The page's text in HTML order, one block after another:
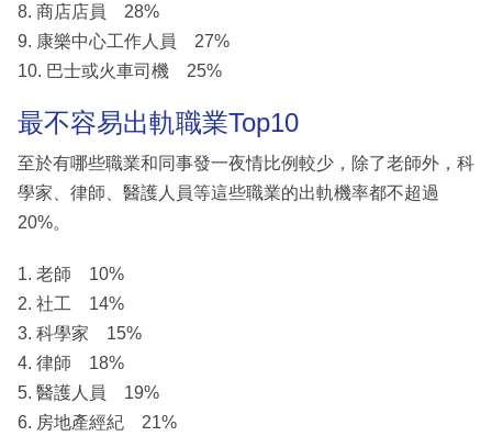
8. 商店店員 28%
9. 康樂中心工作人員 27%
10. 巴士或火車司機 25%
最不容易出軌職業Top10
至於有哪些職業和同事發一夜情比例較少，除了老師外，科
學家、律師、醫護人員等這些職業的出軌機率都不超過
20%。
1. 老師 10%
2. 社工 14%
3. 科學家 15%
4. 律師 18%
5. 醫護人員 19%
6. 房地產經紀 21%